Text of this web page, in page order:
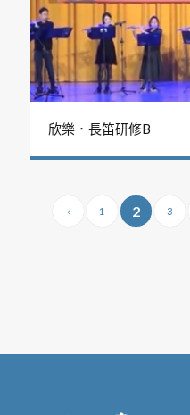
欣樂．長笛研修B
‹ 1 2 3